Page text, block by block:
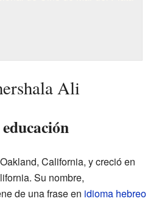
Ali
California, y creció en
Su nombre,
de una frase en idioma hebreo